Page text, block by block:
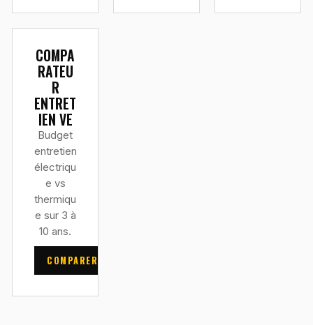
COMPA
RATEU
R
ENTRET
IEN VE
Budget
entretien
électriqu
e vs
thermiqu
e sur 3 à
10 ans.
COMPARER